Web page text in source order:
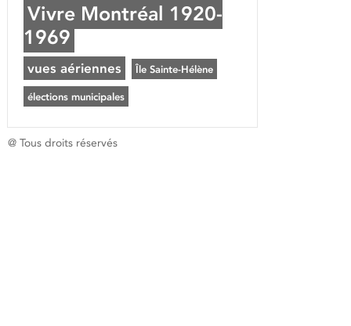
Vivre Montréal 1920-
1969
vues aériennes Île Sainte-Hélène
élections municipales
@ Tous droits réservés